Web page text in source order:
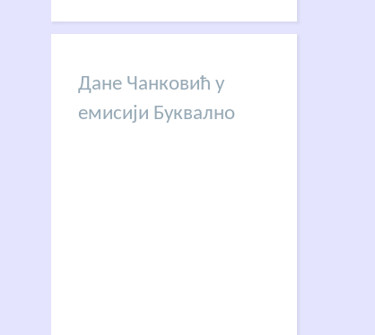
Дане Чанковић у
емисији Буквално